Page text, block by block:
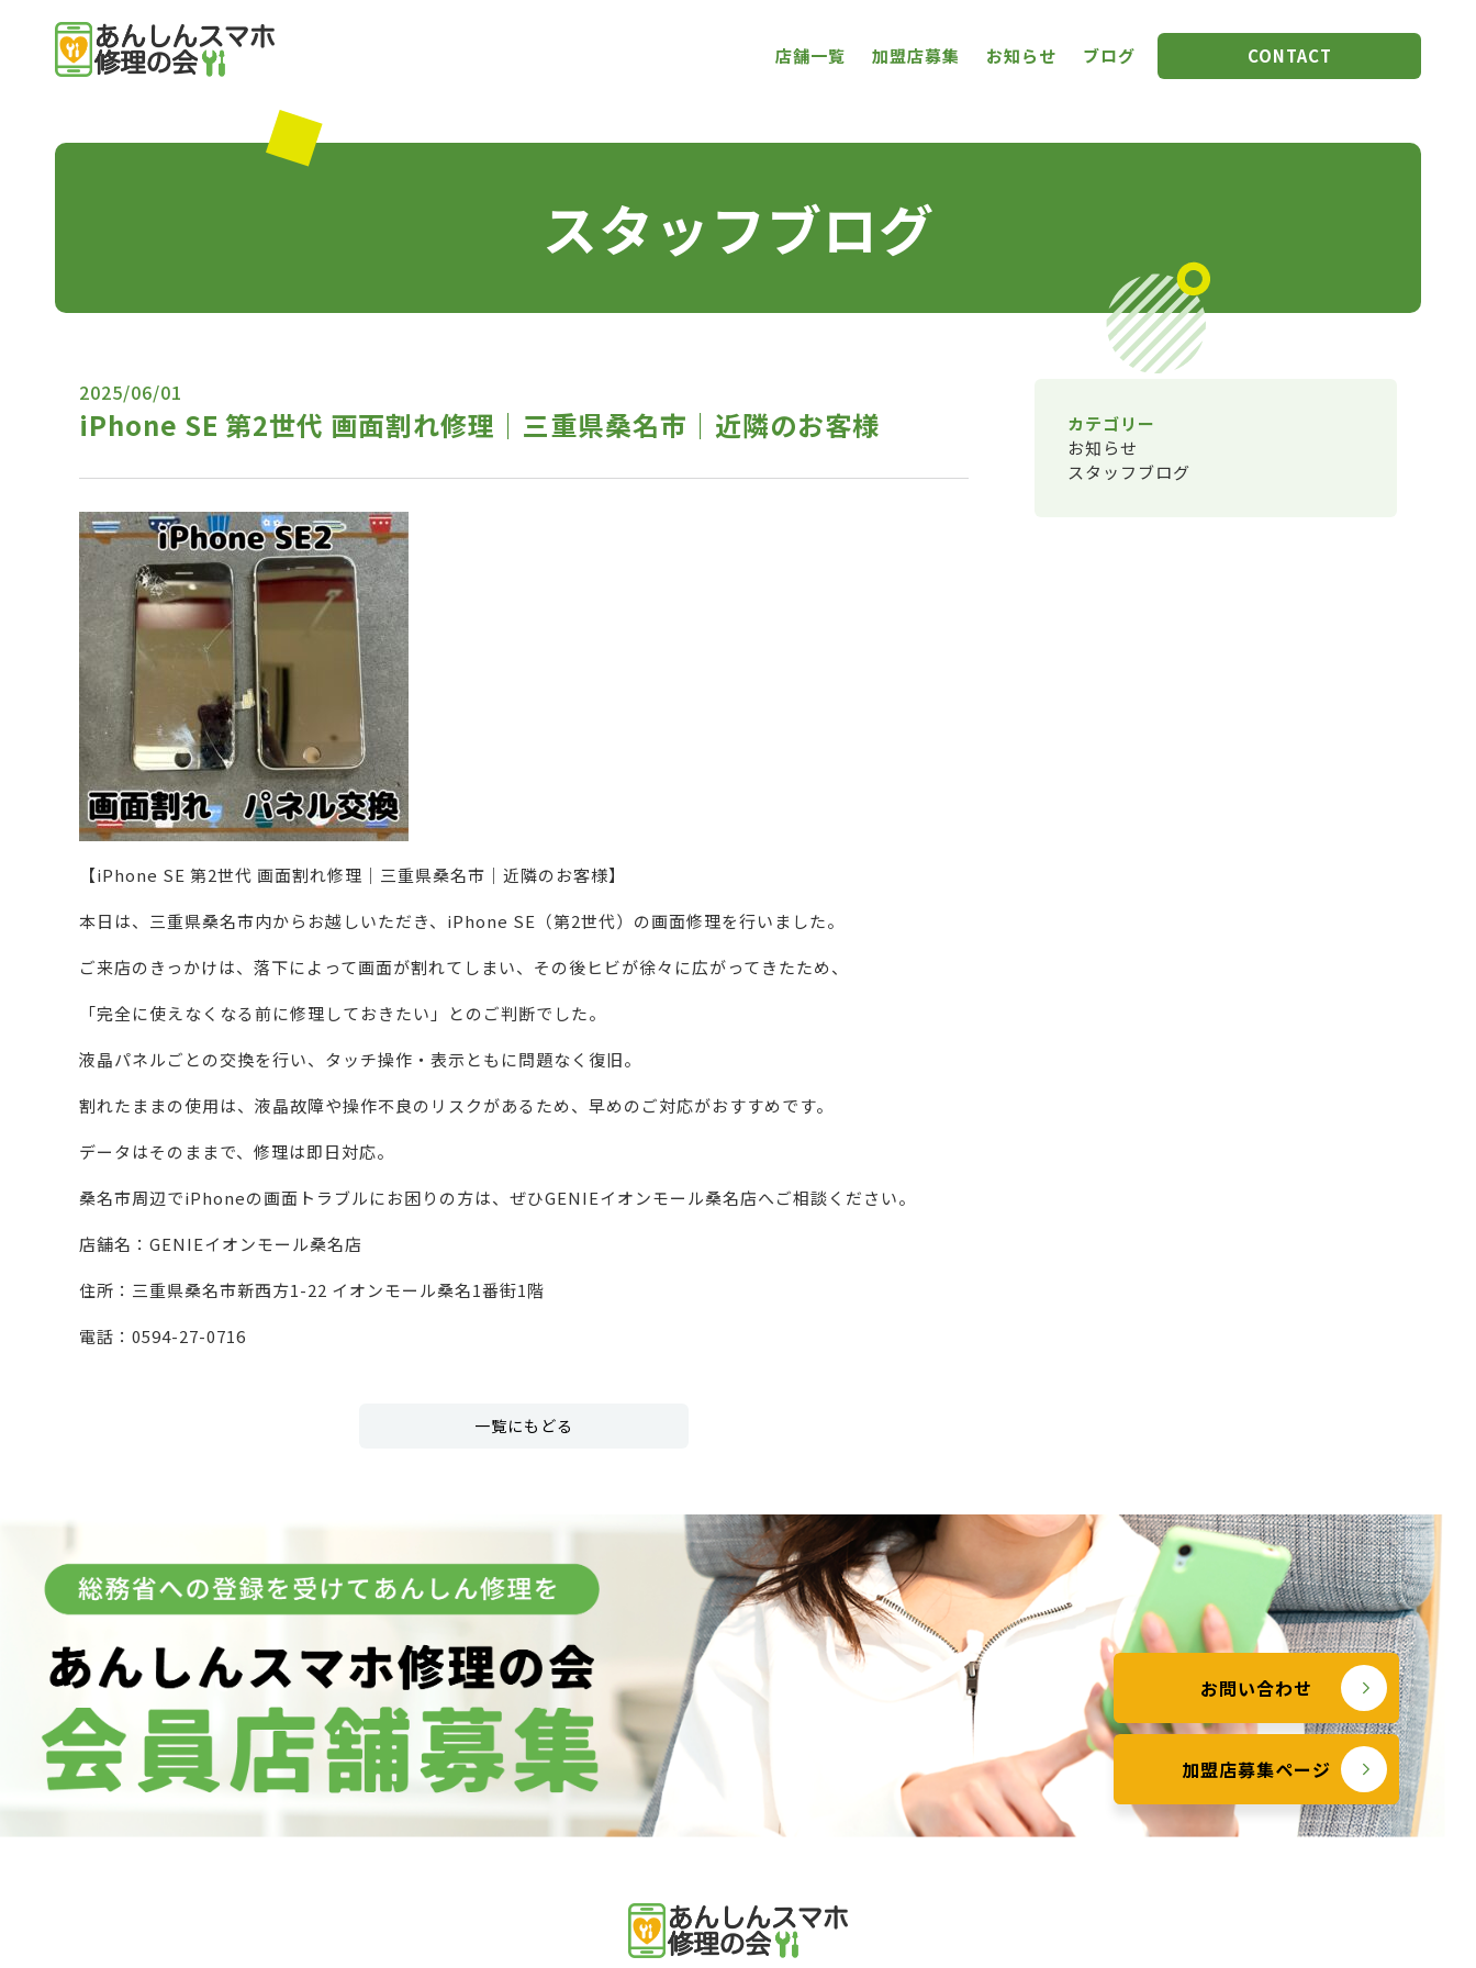
CONTACT
店舗一覧 加盟店募集 お知らせ ブログ
スタッフブログ
2025/06/01
iPhone SE 第2世代 画面割れ修理｜三重県桑名市｜近隣のお客様
【iPhone SE 第2世代 画面割れ修理｜三重県桑名市｜近隣のお客様】
本日は、三重県桑名市内からお越しいただき、iPhone SE（第2世代）の画面修理を行いました。
ご来店のきっかけは、落下によって画面が割れてしまい、その後ヒビが徐々に広がってきたため、
「完全に使えなくなる前に修理しておきたい」とのご判断でした。
液晶パネルごとの交換を行い、タッチ操作・表示ともに問題なく復旧。
割れたままの使用は、液晶故障や操作不良のリスクがあるため、早めのご対応がおすすめです。
データはそのままで、修理は即日対応。
桑名市周辺でiPhoneの画面トラブルにお困りの方は、ぜひGENIEイオンモール桑名店へご相談ください。
店舗名：GENIEイオンモール桑名店
住所：三重県桑名市新西方1-22 イオンモール桑名1番街1階
電話：0594-27-0716
一覧にもどる
カテゴリー
お知らせ
スタッフブログ
お問い合わせ
加盟店募集ページ